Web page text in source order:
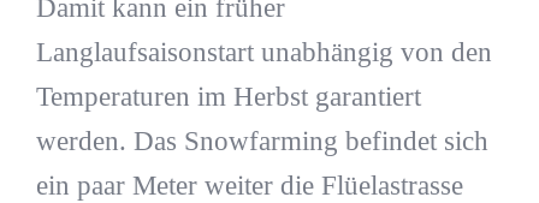
Damit kann ein früher
Langlaufsaisonstart unabhängig von den
Temperaturen im Herbst garantiert
werden. Das Snowfarming befindet sich
ein paar Meter weiter die Flüelastrasse